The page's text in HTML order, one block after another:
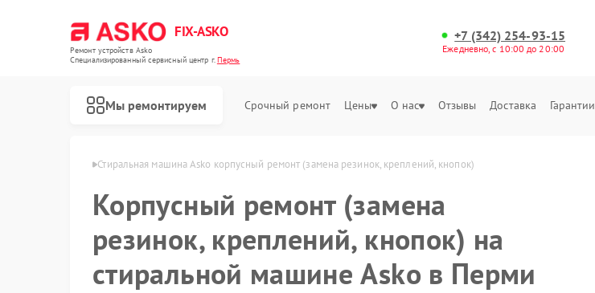
FIX-ASKO
Ремонт устройств Asko
Специализированный cервисный центр г.Пермь
+7 (342) 254-93-15
Ежедневно, с 10:00 до 20:00
Мы ремонтируем Срочный ремонт Цены О нас Отзывы Доставка Гарантии
Asko в Перми Стиральная машина Asko корпусный ремонт (замена резинок, креплений, кнопок)
Корпусный ремонт (замена
резинок, креплений, кнопок) на
стиральной машине Asko в Перми